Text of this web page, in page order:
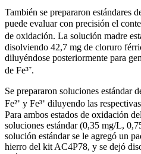
También se prepararon estándares
puede evaluar con precisión el
de oxidación. La solución madre
disolviendo 42,7 mg de cloruro
diluyéndose posteriormente para
de Fe³⁺.
Se prepararon soluciones estándar
Fe²⁺ y Fe³⁺ diluyendo las
Para ambos estados de oxidación
soluciones estándar (0,35 mg/L,
solución estándar se le agregó un
hierro del kit AC4P78, y se dejó